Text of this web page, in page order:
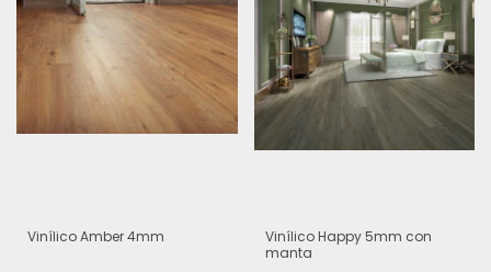
Vinílico Amber 4mm
Vinílico Happy 5mm con
manta